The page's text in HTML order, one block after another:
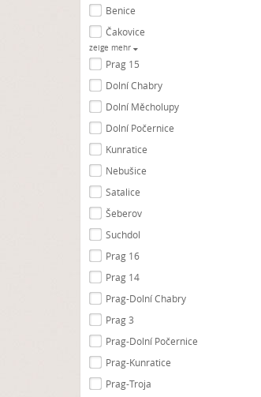
Benice
Čakovice
zeige mehr
Prag 15
Dolní Chabry
Dolní Měcholupy
Dolní Počernice
Kunratice
Nebušice
Satalice
Šeberov
Suchdol
Prag 16
Prag 14
Prag-Dolní Chabry
Prag 3
Prag-Dolní Počernice
Prag-Kunratice
Prag-Troja